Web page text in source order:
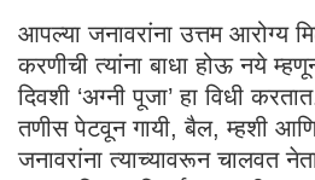
आपल्या जनावरांना उत्तम आरोग्य
करणीची त्यांना बाधा होऊ नये
दिवशी ‘अग्नी पूजा’ हा विधी
तणीस पेटवून गायी, बैल, म्हशी
जनावरांना त्याच्यावरून चालवत